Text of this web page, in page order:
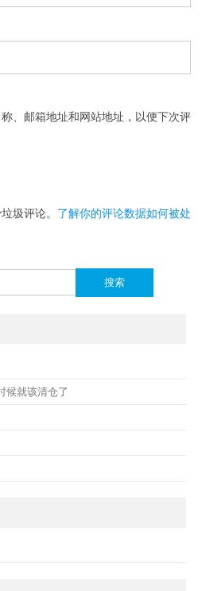
、邮箱地址和网站地址，以便下次评
圾评论。 了解你的评论数据如何被处
候就该清仓了